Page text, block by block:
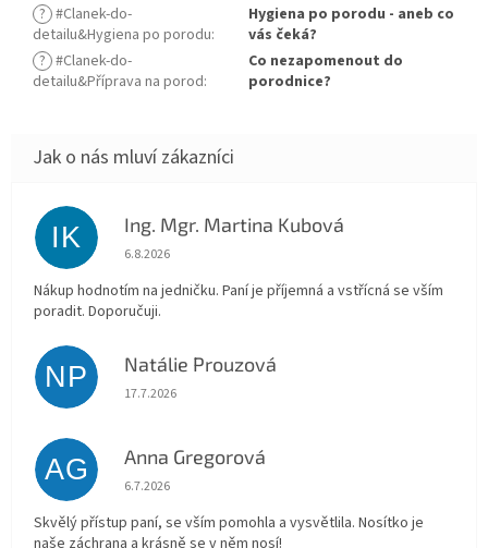
? #Clanek-do-
detailu&Hygiena po porodu:
Hygiena po porodu - aneb co
vás čeká?
? #Clanek-do-
detailu&Příprava na porod:
Co nezapomenout do
porodnice?
IK Ing. Mgr. Martina Kubová
Hodnocení obchodu je 5 z 5 hvězdiček.
6.8.2026
Nákup hodnotím na jedničku. Paní je příjemná a vstřícná se vším
poradit. Doporučuji.
NP Natálie Prouzová
Hodnocení obchodu je 5 z 5 hvězdiček.
17.7.2026
AG Anna Gregorová
Hodnocení obchodu je 5 z 5 hvězdiček.
6.7.2026
Skvělý přístup paní, se vším pomohla a vysvětlila. Nosítko je
naše záchrana a krásně se v něm nosí!